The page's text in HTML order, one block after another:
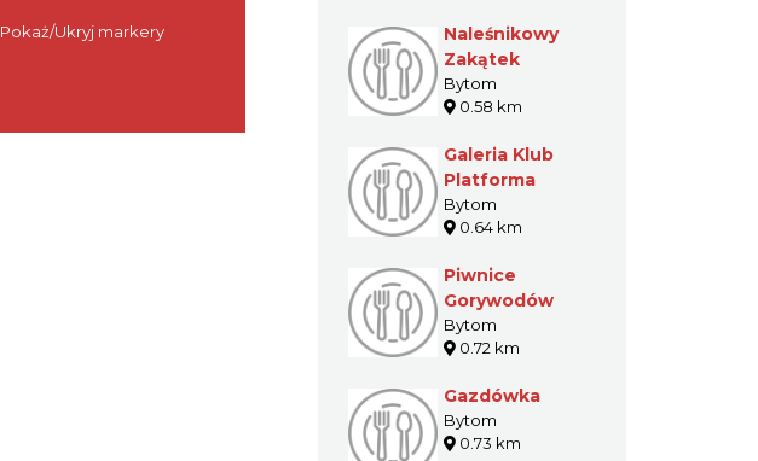
Pokaż/Ukryj markery
Naleśnikowy
Zakątek
Bytom
0.58 km
Galeria Klub
Platforma
Bytom
0.64 km
Piwnice
Gorywodów
Bytom
0.72 km
Gazdówka
Bytom
0.73 km